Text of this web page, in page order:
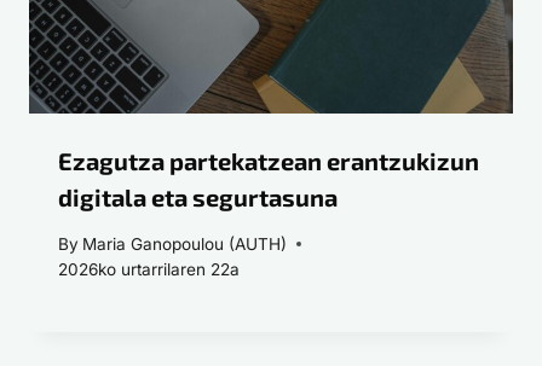
Ezagutza partekatzean erantzukizun
digitala eta segurtasuna
By Maria Ganopoulou (AUTH)
2026ko urtarrilaren 22a